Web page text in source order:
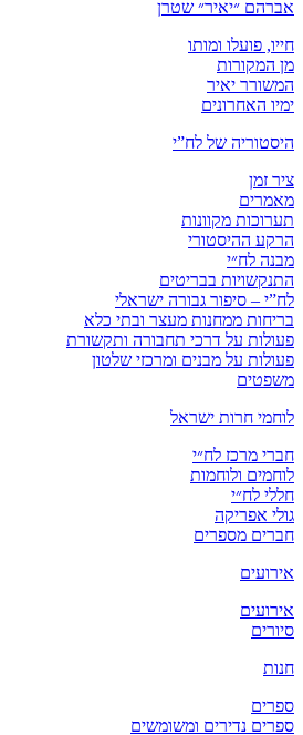
אברהם ״יאיר״ שטרן
חייו, פועלו ומותו
מן המקורות
המשורר יאיר
ימיו האחרונים
היסטוריה של לח”י
ציר זמן
מאמרים
תערוכות מקוונות
הרקע ההיסטורי
מבנה לח״י
התנקשויות בבריטים
לח”י – סיפור גבורה ישראלי
בריחות ממחנות מעצר ובתי כלא
פעולות על דרכי תחבורה ותקשורת
פעולות על מבנים ומרכזי שלטון
משפטים
לוחמי חרות ישראל
חברי מרכז לח״י
לוחמים ולוחמות
חללי לח״י
גולי אפריקה
חברים מספרים
אירועים
אירועים
סיורים
חנות
ספרים
ספרים נדירים ומשומשים